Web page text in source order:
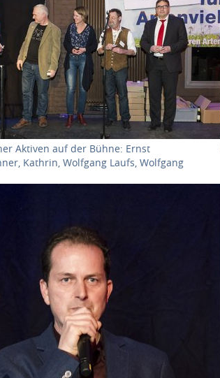
Aktiven auf der Bühne: Ernst
Kathrin, Wolfgang Laufs, Wolfgang